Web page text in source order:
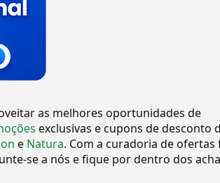
as melhores oportunidades de
exclusivas e cupons de desconto
e Natura. Com a curadoria de ofertas
se a nós e fique por dentro dos